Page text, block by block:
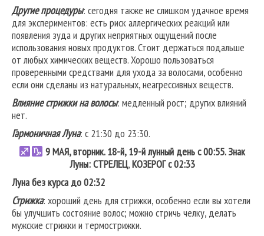
Другие процедуры: сегодня также не слишком удачное время
для экспериментов: есть риск аллергических реакций или
появления зуда и других неприятных ощущений после
использования новых продуктов. Стоит держаться подальше
от любых химических веществ. Хорошо пользоваться
проверенными средствами для ухода за волосами, особенно
если они сделаны из натуральных, неагрессивных веществ.
Влияние стрижки на волосы: медленный рост; других влияний
нет.
Гармоничная Луна: с 21:30 до 23:30.
9 МАЯ, вторник. 18-й, 19-й лунный день с 00:55. Знак
Луны:СТРЕЛЕЦ,КОЗЕРОГс 02:33
Луна без курса до 02:32
Стрижка: хороший день для стрижки, особенно если вы хотели
бы улучшить состояние волос; можно стричь челку, делать
мужские стрижки и термострижки.